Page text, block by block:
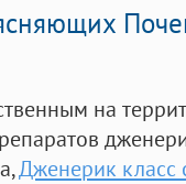
на
,Дженерик класс